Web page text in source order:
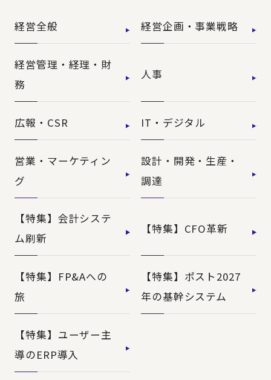
経営全般 経営企画・事業戦略
経営管理・経理・財
務
人事
広報・CSR IT・デジタル
営業・マーケティン
グ
設計・開発・生産・
調達
【特集】会計システ
ム刷新
【特集】CFO革新
【特集】FP&Aへの
旅
【特集】ポスト2027
年の基幹システム
【特集】ユーザー主
導のERP導入